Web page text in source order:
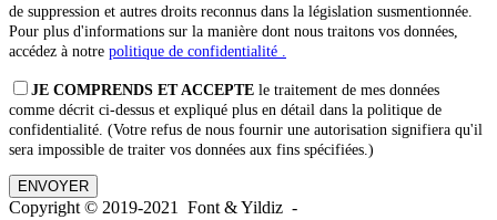
de suppression et autres droits reconnus dans la législation susmentionnée.
Pour plus d'informations sur la manière dont nous traitons vos données,
accédez à notre politique de confidentialité .
JE COMPRENDS ET ACCEPTE le traitement de mes données
comme décrit ci-dessus et expliqué plus en détail dans la politique de
confidentialité. (Votre refus de nous fournir une autorisation signifiera qu'il
sera impossible de traiter vos données aux fins spécifiées.)
Copyright © 2019-2021 Font & Yildiz -